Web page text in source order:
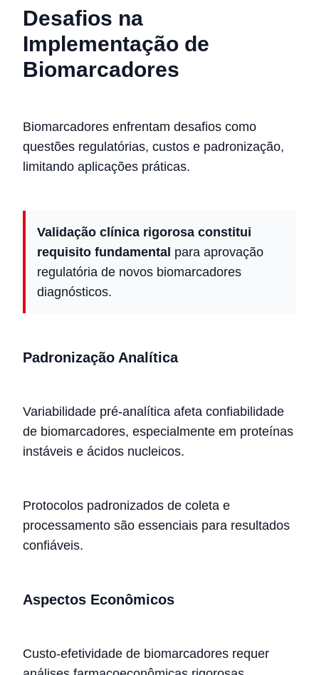
Desafios na
Implementação de
Biomarcadores
Biomarcadores enfrentam desafios como
questões regulatórias, custos e padronização,
limitando aplicações práticas.
Validação clínica rigorosa constitui
requisito fundamental para aprovação
regulatória de novos biomarcadores
diagnósticos.
Padronização Analítica
Variabilidade pré-analítica afeta confiabilidade
de biomarcadores, especialmente em proteínas
instáveis e ácidos nucleicos.
Protocolos padronizados de coleta e
processamento são essenciais para resultados
confiáveis.
Aspectos Econômicos
Custo-efetividade de biomarcadores requer